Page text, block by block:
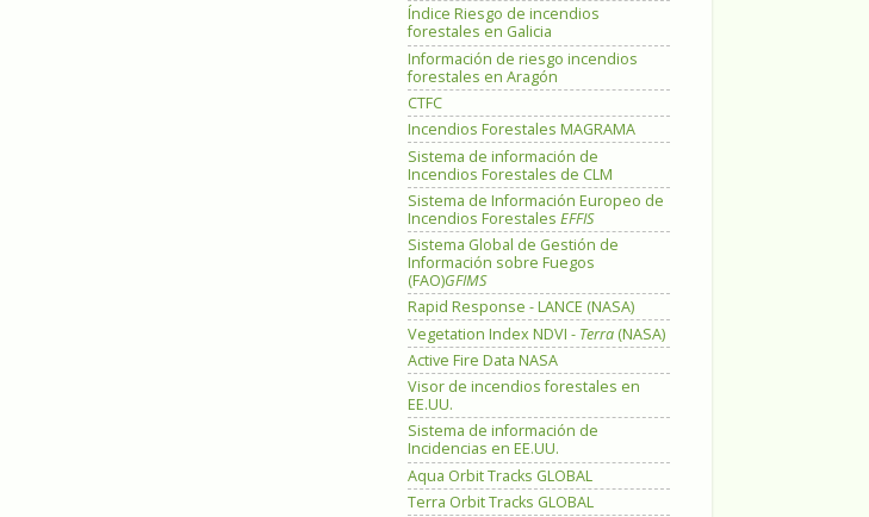
Índice Riesgo de incendios
forestales en Galicia
Información de riesgo incendios
forestales en Aragón
CTFC
Incendios Forestales MAGRAMA
Sistema de información de
Incendios Forestales de CLM
Sistema de Información Europeo de
Incendios Forestales EFFIS
Sistema Global de Gestión de
Información sobre Fuegos
(FAO)GFIMS
Rapid Response - LANCE (NASA)
Vegetation Index NDVI - Terra (NASA)
Active Fire Data NASA
Visor de incendios forestales en
EE.UU.
Sistema de información de
Incidencias en EE.UU.
Aqua Orbit Tracks GLOBAL
Terra Orbit Tracks GLOBAL